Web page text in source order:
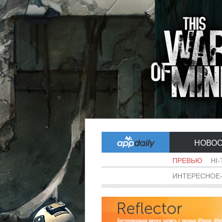
ПРЕВЬЮ HI-